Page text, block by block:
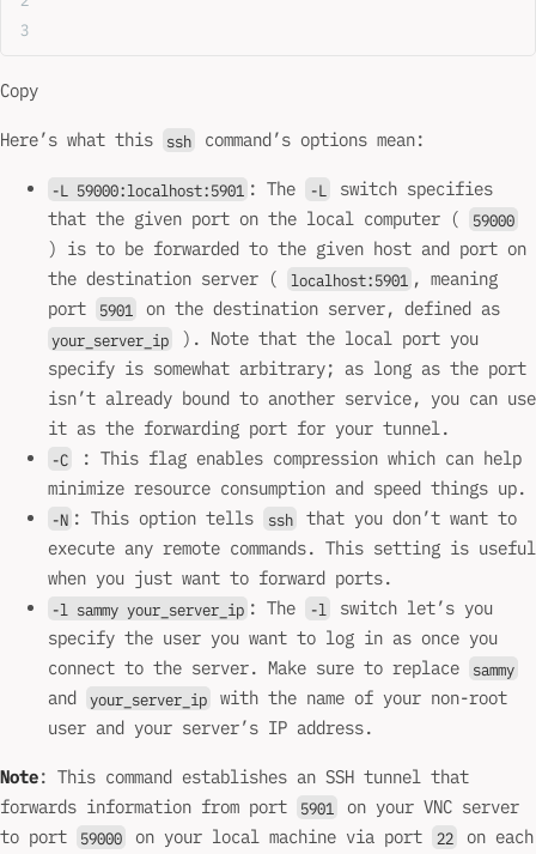
Copy
Here’s what this ssh command’s options mean:
-L 59000:localhost:5901 : The -L
switch specifies
that the given port on the local computer (
59000
) is to be forwarded to the given host and port on
the destination server (
localhost:5901 , meaning
port
5901 on the destination server, defined as
your_server_ip
). Note that the local port you
specify is somewhat arbitrary; as long as the port
isn’t already bound to another service, you can use
it as the forwarding port for your tunnel.
-C
: This flag enables compression which can help
minimize resource consumption and speed things up.
-N : This option tells ssh
that you don’t want to
execute any remote commands. This setting is useful
when you just want to forward ports.
-l sammy your_server_ip : The -l
switch let’s you
specify the user you want to log in as once you
connect to the server. Make sure to replace
sammy
and your_server_ip
with the name of your non-root
user and your server’s IP address.
Note: This command establishes an SSH tunnel that
forwards information from port
5901
on your VNC server
to port
59000 on your local machine via port 22
on each